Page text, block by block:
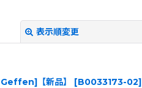
表示順変更
【新品】 [B0033173-02]